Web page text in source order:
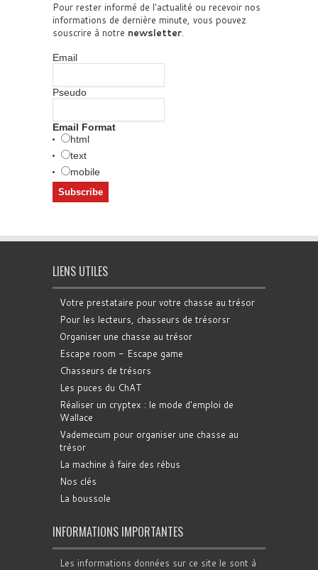
Pour rester informé de l'actualité ou recevoir nos
informations de dernière minute, vous pouvez
souscrire à notre newsletter.
Email
Pseudo
Email Format
html
text
mobile
LIENS UTILES
Votre prestataire pour votre chasse au trésor
Pour les lecteurs, chasseurs de trésorsr
Organiser une chasse au trésor
Escape room - Escape game
Chasseurs de trésors
Les puces du ChAT
Réaliser un cryptex : le mode d'emploi de
Wallace
Vademecum pour organiser une chasse au
trésor
La machine à faire des rébus
Nos clés
La boussole
INFORMATIONS IMPORTANTES
Les informations données sur ce site le sont à